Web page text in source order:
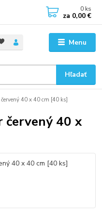
Menu
Hľadať
0 ks
za 0,00 €
40 x 40 cm [40 ks]
červený 40 x